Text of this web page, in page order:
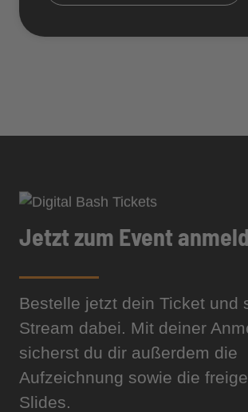
Jetzt zum Event
Bestelle jetzt dein Ticket und
Stream dabei. Mit deiner
sicherst du dir außerdem die
Aufzeichnung sowie die
Slides.